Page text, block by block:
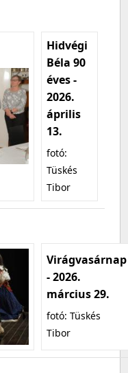
Hidvégi
Béla 90
éves -
2026.
április
13.
fotó:
Tüskés
Tibor
Virágvasárnap
- 2026.
március 29.
fotó: Tüskés
Tibor